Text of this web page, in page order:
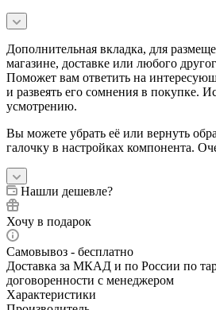
Дополнительная вкладка, для
магазине, доставке или любого
Поможет вам ответить на
и развеять его сомнения в покупке.
усмотрению.
Вы можете убрать её или вернуть
галочку в настройках компонента.
Нашли дешевле?
Хочу в подарок
Самовывоз - бесплатно
Доставка за МКАД и по России по
договоренности с менеджером
Характеристики